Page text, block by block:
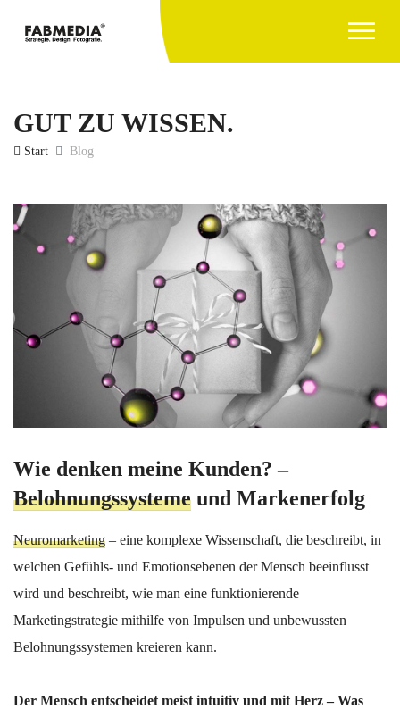
GUT ZU WISSEN.
Start Blog
Wie denken meine Kunden? –
Belohnungssysteme und Markenerfolg
Neuromarketing – eine komplexe Wissenschaft, die beschreibt, in
welchen Gefühls- und Emotionsebenen der Mensch beeinflusst
wird und beschreibt, wie man eine funktionierende
Marketingstrategie mithilfe von Impulsen und unbewussten
Belohnungssystemen kreieren kann.
Der Mensch entscheidet meist intuitiv und mit Herz – Was